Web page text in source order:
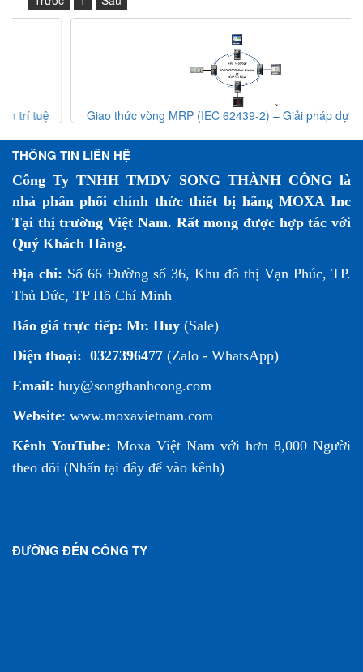
Giao thức vòng MRP (IEC 62439-2) – Giải pháp dự phòng
THÔNG TIN LIÊN HỆ
Công Ty TNHH TMDV SONG THÀNH CÔNG là
nhà phân phối chính thức thiết bị hãng MOXA Inc
Tại thị trường Việt Nam. Rất mong được hợp tác với
Quý Khách Hàng.
Địa chỉ: Số 66 Đường số 36, Khu đô thị Vạn Phúc, TP.
Thủ Đức, TP Hồ Chí Minh
Báo giá trực tiếp: Mr. Huy (Sale)
Điện thoại: 0327396477 (Zalo - WhatsApp)
Email: huy@songthanhcong.com
Website: www.moxavietnam.com
Kênh YouTube: Moxa Việt Nam với hơn 8,000 Người
theo dõi (Nhấn tại đây để vào kênh)
ĐƯỜNG ĐẾN CÔNG TY